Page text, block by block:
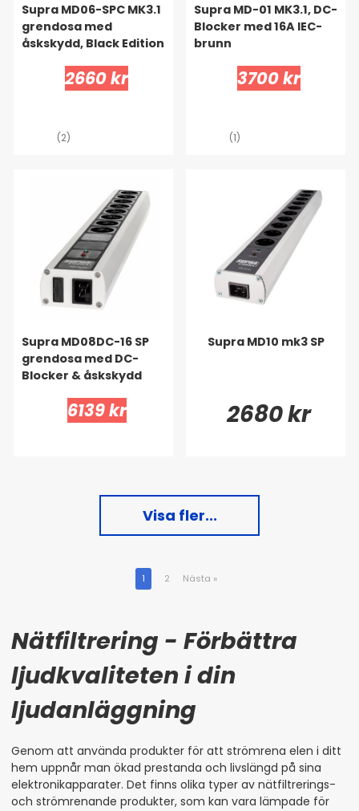
Supra MD06-SPC MK3.1
grendosa med
åskskydd, Black Edition
2660 kr
(2)
Supra MD-01 MK3.1, DC-
Blocker med 16A IEC-
brunn
3700 kr
(1)
Supra MD08DC-16 SP
grendosa med DC-
Blocker & åskskydd
6139 kr
Supra MD10 mk3 SP
2680 kr
Visa fler...
1 2 Nästa »
Nätfiltrering - Förbättra
ljudkvaliteten i din
ljudanläggning
Genom att använda produkter för att strömrena elen i ditt
hem uppnår man ökad prestanda och livslängd på sina
elektronikapparater. Det finns olika typer av nätfiltrerings-
och strömrenande produkter, som kan vara lämpade för